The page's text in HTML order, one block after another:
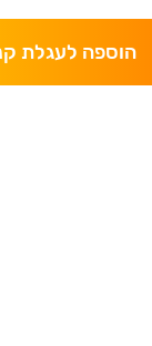
הוספה לעגלת